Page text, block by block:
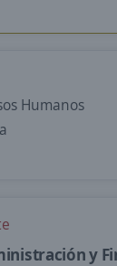
Humanos
y